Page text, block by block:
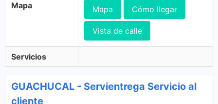
Mapa Mapa Cómo llegar
Vista de calle
Servicios
GUACHUCAL - Servientrega Servicio al
cliente